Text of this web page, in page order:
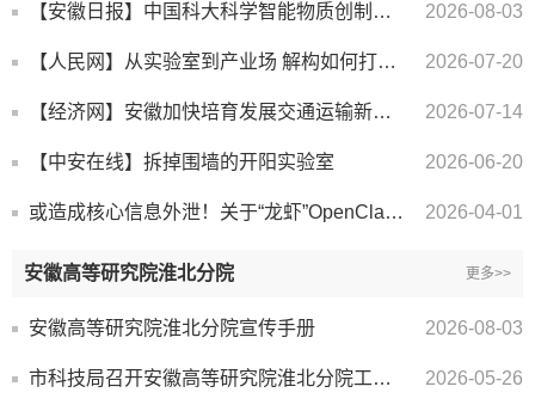
【安徽日报】中国科大科学智能物质创制中心推动科技创新与产业创新深度融合 让“人人皆可造物”从理念成... 2026-08-03
【人民网】从实验室到产业场 解构如何打通量子计算“最后一公里” 2026-07-20
【经济网】安徽加快培育发展交通运输新质生产力 2026-07-14
【中安在线】拆掉围墙的开阳实验室 2026-06-20
或造成核心信息外泄！关于“龙虾”OpenClaw，紧急风险提示 2026-04-01
安徽高等研究院淮北分院 更多>>
安徽高等研究院淮北分院宣传手册 2026-08-03
市科技局召开安徽高等研究院淮北分院工作推进会 2026-05-26